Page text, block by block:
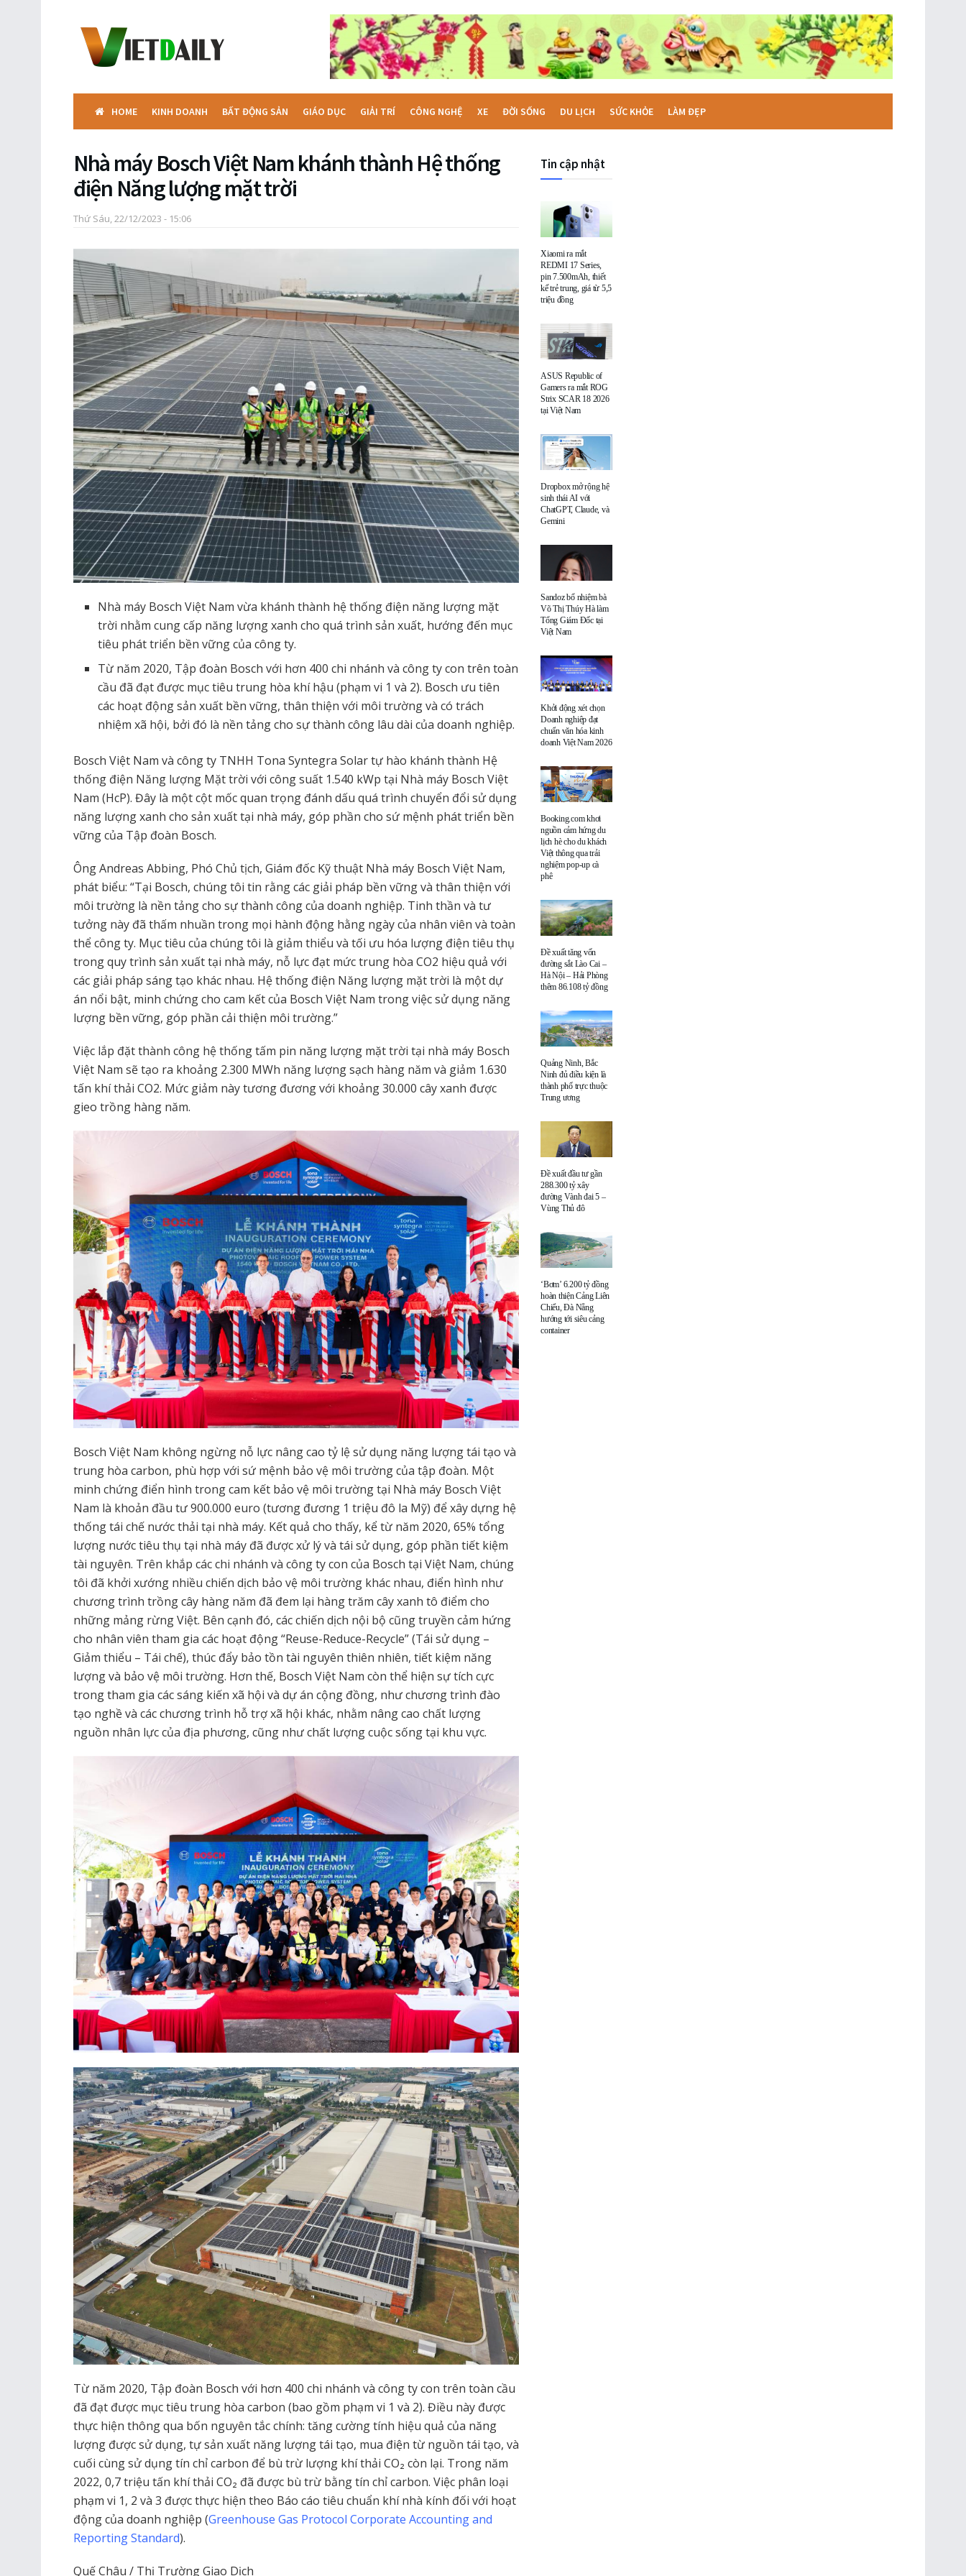
HOME KINH DOANH BẤT ĐỘNG SẢN GIÁO DỤC GIẢI TRÍ CÔNG NGHỆ XE ĐỜI SỐNG DU LỊCH SỨC KHỎE LÀM ĐẸP
Nhà máy Bosch Việt Nam khánh thành Hệ thống
điện Năng lượng mặt trời
Thứ Sáu, 22/12/2023 - 15:06
Nhà máy Bosch Việt Nam vừa khánh thành hệ thống điện năng lượng mặt
trời nhằm cung cấp năng lượng xanh cho quá trình sản xuất, hướng đến mục
tiêu phát triển bền vững của công ty.
Từ năm 2020, Tập đoàn Bosch với hơn 400 chi nhánh và công ty con trên toàn
cầu đã đạt được mục tiêu trung hòa khí hậu (phạm vi 1 và 2). Bosch ưu tiên
các hoạt động sản xuất bền vững, thân thiện với môi trường và có trách
nhiệm xã hội, bởi đó là nền tảng cho sự thành công lâu dài của doanh nghiệp.
Bosch Việt Nam và công ty TNHH Tona Syntegra Solar tự hào khánh thành Hệ
thống điện Năng lượng Mặt trời với công suất 1.540 kWp tại Nhà máy Bosch Việt
Nam (HcP). Đây là một cột mốc quan trọng đánh dấu quá trình chuyển đổi sử dụng
năng lượng xanh cho sản xuất tại nhà máy, góp phần cho sứ mệnh phát triển bền
vững của Tập đoàn Bosch.
Ông Andreas Abbing, Phó Chủ tịch, Giám đốc Kỹ thuật Nhà máy Bosch Việt Nam,
phát biểu: “Tại Bosch, chúng tôi tin rằng các giải pháp bền vững và thân thiện với
môi trường là nền tảng cho sự thành công của doanh nghiệp. Tinh thần và tư
tưởng này đã thấm nhuần trong mọi hành động hằng ngày của nhân viên và toàn
thể công ty. Mục tiêu của chúng tôi là giảm thiểu và tối ưu hóa lượng điện tiêu thụ
trong quy trình sản xuất tại nhà máy, nỗ lực đạt mức trung hòa CO2 hiệu quả với
các giải pháp sáng tạo khác nhau. Hệ thống điện Năng lượng mặt trời là một dự
án nổi bật, minh chứng cho cam kết của Bosch Việt Nam trong việc sử dụng năng
lượng bền vững, góp phần cải thiện môi trường.”
Việc lắp đặt thành công hệ thống tấm pin năng lượng mặt trời tại nhà máy Bosch
Việt Nam sẽ tạo ra khoảng 2.300 MWh năng lượng sạch hàng năm và giảm 1.630
tấn khí thải CO2. Mức giảm này tương đương với khoảng 30.000 cây xanh được
gieo trồng hàng năm.
Bosch Việt Nam không ngừng nỗ lực nâng cao tỷ lệ sử dụng năng lượng tái tạo và
trung hòa carbon, phù hợp với sứ mệnh bảo vệ môi trường của tập đoàn. Một
minh chứng điển hình trong cam kết bảo vệ môi trường tại Nhà máy Bosch Việt
Nam là khoản đầu tư 900.000 euro (tương đương 1 triệu đô la Mỹ) để xây dựng hệ
thống tái chế nước thải tại nhà máy. Kết quả cho thấy, kể từ năm 2020, 65% tổng
lượng nước tiêu thụ tại nhà máy đã được xử lý và tái sử dụng, góp phần tiết kiệm
tài nguyên. Trên khắp các chi nhánh và công ty con của Bosch tại Việt Nam, chúng
tôi đã khởi xướng nhiều chiến dịch bảo vệ môi trường khác nhau, điển hình như
chương trình trồng cây hàng năm đã đem lại hàng trăm cây xanh tô điểm cho
những mảng rừng Việt. Bên cạnh đó, các chiến dịch nội bộ cũng truyền cảm hứng
cho nhân viên tham gia các hoạt động “Reuse-Reduce-Recycle” (Tái sử dụng –
Giảm thiểu – Tái chế), thúc đẩy bảo tồn tài nguyên thiên nhiên, tiết kiệm năng
lượng và bảo vệ môi trường. Hơn thế, Bosch Việt Nam còn thể hiện sự tích cực
trong tham gia các sáng kiến xã hội và dự án cộng đồng, như chương trình đào
tạo nghề và các chương trình hỗ trợ xã hội khác, nhằm nâng cao chất lượng
nguồn nhân lực của địa phương, cũng như chất lượng cuộc sống tại khu vực.
Từ năm 2020, Tập đoàn Bosch với hơn 400 chi nhánh và công ty con trên toàn cầu
đã đạt được mục tiêu trung hòa carbon (bao gồm phạm vi 1 và 2). Điều này được
thực hiện thông qua bốn nguyên tắc chính: tăng cường tính hiệu quả của năng
lượng được sử dụng, tự sản xuất năng lượng tái tạo, mua điện từ nguồn tái tạo, và
cuối cùng sử dụng tín chỉ carbon để bù trừ lượng khí thải CO₂ còn lại. Trong năm
2022, 0,7 triệu tấn khí thải CO₂ đã được bù trừ bằng tín chỉ carbon. Việc phân loại
phạm vi 1, 2 và 3 được thực hiện theo Báo cáo tiêu chuẩn khí nhà kính đối với hoạt
động của doanh nghiệp (Greenhouse Gas Protocol Corporate Accounting and
Reporting Standard).
Quế Châu / Thị Trường Giao Dịch
Tin cập nhật
Xiaomi ra mắt
REDMI 17 Series,
pin 7.500mAh, thiết
kế trẻ trung, giá từ 5,5
triệu đồng
ASUS Republic of
Gamers ra mắt ROG
Strix SCAR 18 2026
tại Việt Nam
Dropbox mở rộng hệ
sinh thái AI với
ChatGPT, Claude, và
Gemini
Sandoz bổ nhiệm bà
Võ Thị Thúy Hà làm
Tổng Giám Đốc tại
Việt Nam
Khởi động xét chọn
Doanh nghiệp đạt
chuẩn văn hóa kinh
doanh Việt Nam 2026
Booking.com khơi
nguồn cảm hứng du
lịch hè cho du khách
Việt thông qua trải
nghiệm pop-up cà
phê
Đề xuất tăng vốn
đường sắt Lào Cai –
Hà Nội – Hải Phòng
thêm 86.108 tỷ đồng
Quảng Ninh, Bắc
Ninh đủ điều kiện là
thành phố trực thuộc
Trung ương
Đề xuất đầu tư gần
288.300 tỷ xây
đường Vành đai 5 –
Vùng Thủ đô
‘Bơm’ 6.200 tỷ đồng
hoàn thiện Cảng Liên
Chiểu, Đà Nẵng
hướng tới siêu cảng
container